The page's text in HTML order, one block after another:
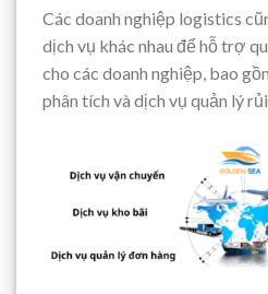
Các doanh nghiệp logistics
dịch vụ khác nhau để hỗ trợ
cho các doanh nghiệp, bao
phân tích và dịch vụ quản lý